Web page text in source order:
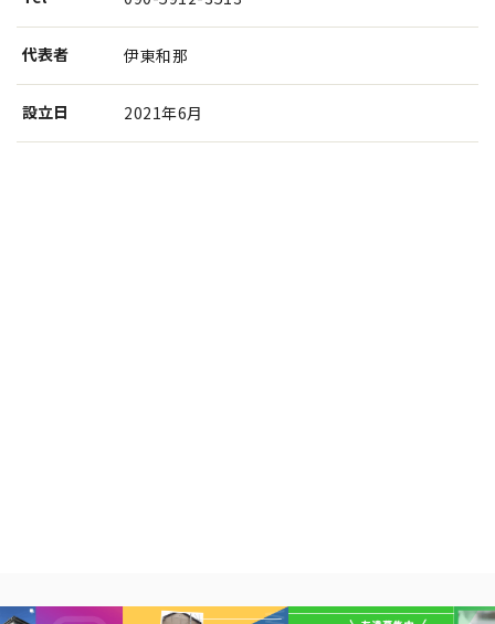
代表者 伊東和那
設⽴⽇ 2021年6月